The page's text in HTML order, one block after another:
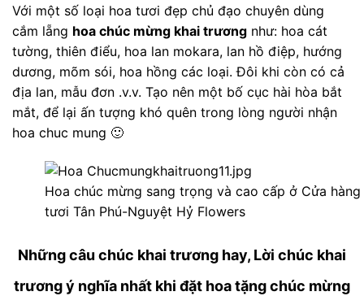
Với một số loại hoa tươi đẹp chủ đạo chuyên dùng
cắm lẵng hoa chúc mừng khai trương như: hoa cát
tường, thiên điểu, hoa lan mokara, lan hồ điệp, hướng
dương, mõm sói, hoa hồng các loại. Đôi khi còn có cả
địa lan, mẫu đơn .v.v. Tạo nên một bố cục hài hòa bắt
mắt, để lại ấn tượng khó quên trong lòng người nhận
hoa chuc mung 🙂
Hoa chúc mừng sang trọng và cao cấp ở Cửa hàng
tươi Tân Phú-Nguyệt Hỷ Flowers
Những câu chúc khai trương hay, Lời chúc khai
trương ý nghĩa nhất khi đặt hoa tặng chúc mừng